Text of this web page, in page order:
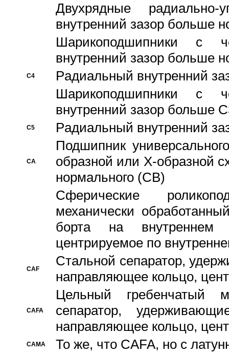
Двухрядные радиально-
внутренний зазор больше
Шарикоподшипники с
внутренний зазор больше
C4
Pадиальный внутренний
Шарикоподшипники с
внутренний зазор больше
C5 Pадиальный внутренний
CA
Подшипник
образной или Х-образной
нормального (CB)
Сферические
механически
борта на внутреннем
центрируемое по
CAF
Стальной сепаратор,
направляющее кольцо,
CAFA
Цельный гребенчатый
сепаратор,
направляющее кольцо,
CAMA То же, что CAFA, но с